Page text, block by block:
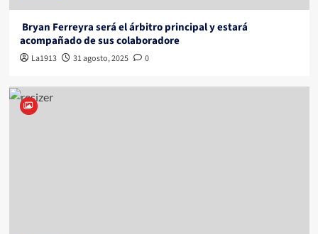
Bryan Ferreyra será el árbitro principal y estará
acompañado de sus colaboradore
La1913 31 agosto, 2025 0